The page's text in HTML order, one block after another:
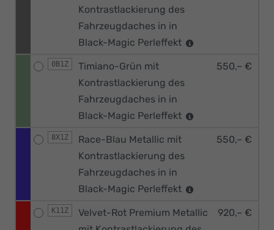
Kontrastlackierung des
Fahrzeugdaches in in
Black-Magic Perleffekt
0B1Z
Timiano-Grün mit
Kontrastlackierung des
Fahrzeugdaches in in
Black-Magic Perleffekt
550,– €
8X1Z
Race-Blau Metallic mit
Kontrastlackierung des
Fahrzeugdaches in in
Black-Magic Perleffekt
550,– €
K11Z
Velvet-Rot Premium Metallic
920,– €